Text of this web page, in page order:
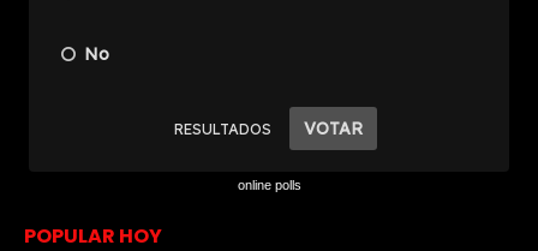
online polls
POPULAR HOY